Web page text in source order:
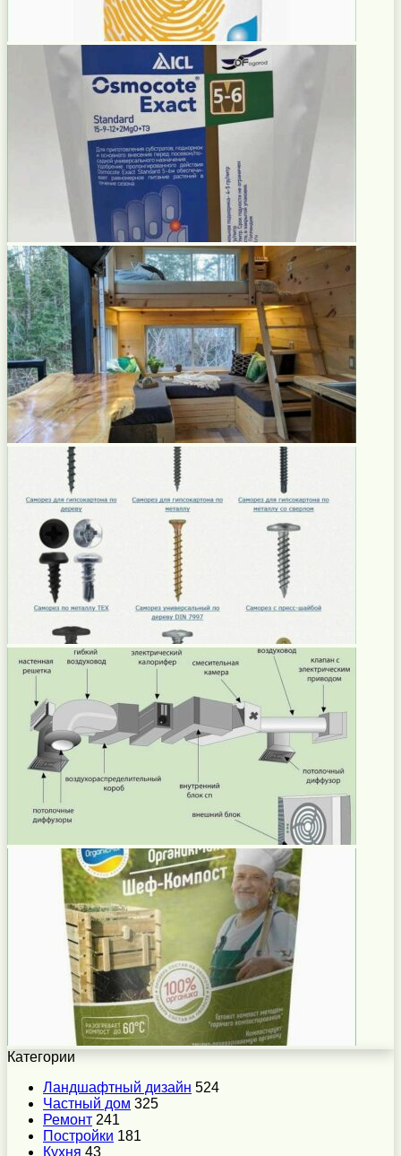
Категории
Ландшафтный дизайн 524
Частный дом 325
Ремонт 241
Постройки 181
Кухня 43